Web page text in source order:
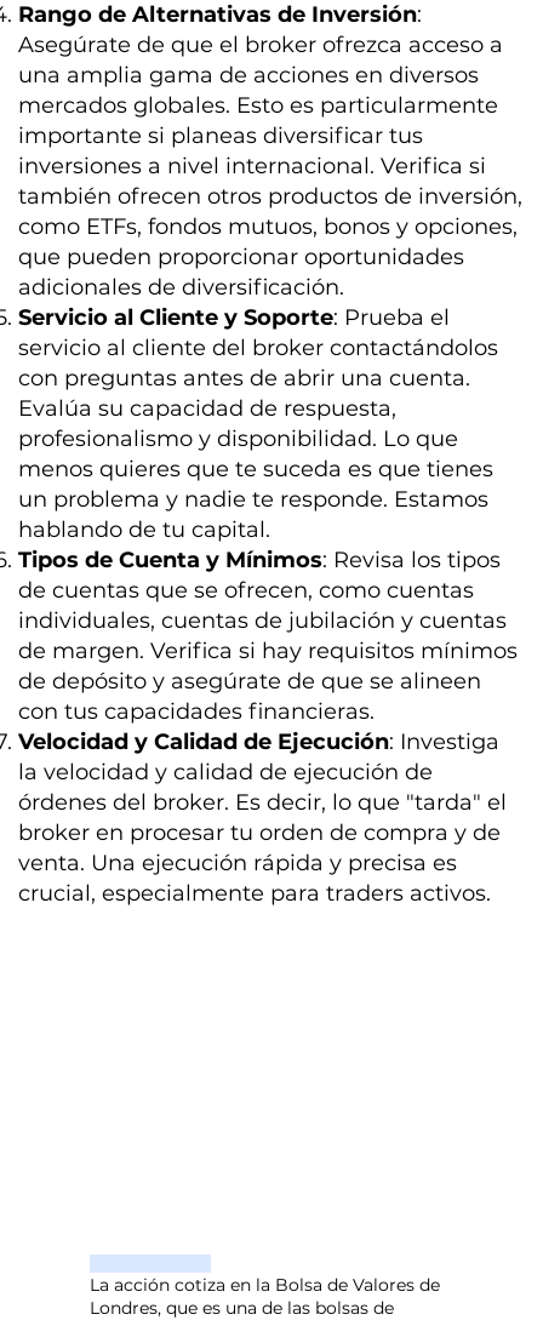
Rango de Alternativas de Inversión:
Asegúrate de que el broker ofrezca acceso a
una amplia gama de acciones en diversos
mercados globales. Esto es particularmente
importante si planeas diversificar tus
inversiones a nivel internacional. Verifica si
también ofrecen otros productos de inversión,
como ETFs, fondos mutuos, bonos y opciones,
que pueden proporcionar oportunidades
adicionales de diversificación.
Servicio al Cliente y Soporte: Prueba el
servicio al cliente del broker contactándolos
con preguntas antes de abrir una cuenta.
Evalúa su capacidad de respuesta,
profesionalismo y disponibilidad. Lo que
menos quieres que te suceda es que tienes
un problema y nadie te responde. Estamos
hablando de tu capital.
Tipos de Cuenta y Mínimos: Revisa los tipos
de cuentas que se ofrecen, como cuentas
individuales, cuentas de jubilación y cuentas
de margen. Verifica si hay requisitos mínimos
de depósito y asegúrate de que se alineen
con tus capacidades financieras.
Velocidad y Calidad de Ejecución: Investiga
la velocidad y calidad de ejecución de
órdenes del broker. Es decir, lo que "tarda" el
broker en procesar tu orden de compra y de
venta. Una ejecución rápida y precisa es
crucial, especialmente para traders activos.
La acción cotiza en la Bolsa de Valores de
Londres, que es una de las bolsas de